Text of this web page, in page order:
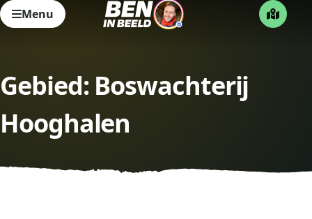
Menu
Gebied: Boswachterij
Hooghalen